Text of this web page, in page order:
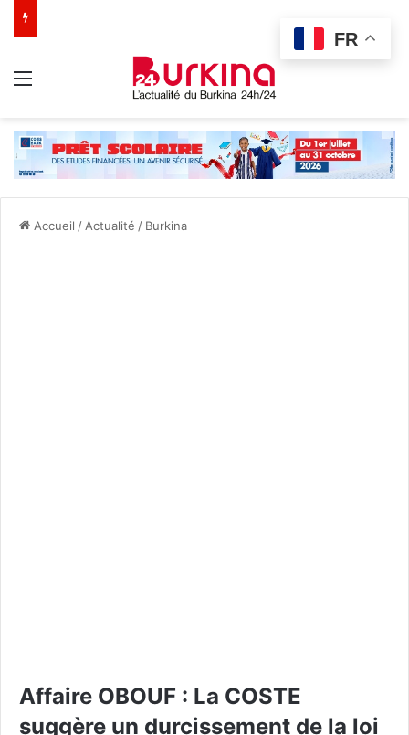
Accueil / Actualité / Burkina
Affaire OBOUF : La COSTE
suggère un durcissement de la loi
FR